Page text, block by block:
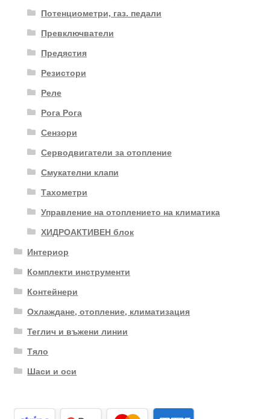
Потенциометри, газ. педали
Превключватели
Предястия
Резистори
Реле
Рога Рога
Сензори
Серводвигатели за отопление
Смукателни клапи
Тахометри
Управление на отоплението на климатика
ХИДРОАКТИВЕН блок
Интериор
Комплекти инструменти
Контейнери
Охлаждане, отопление, климатизация
Теглич и въжени линии
Тяло
Шаси и оси